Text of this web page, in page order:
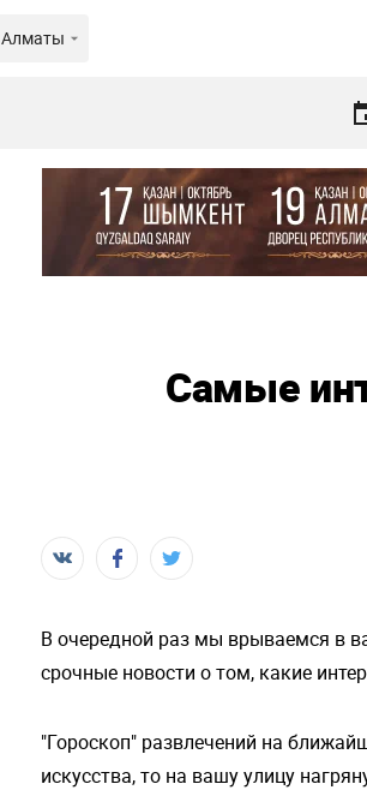
Алматы
Самые
В очередной раз мы врываемся в
срочные новости о том, какие
"Гороскоп" развлечений на
искусства, то на вашу улицу